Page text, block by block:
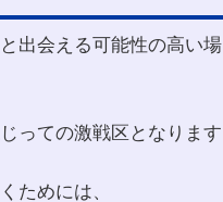
出会える可能性の高い場
っての激戦区となります
ためには、